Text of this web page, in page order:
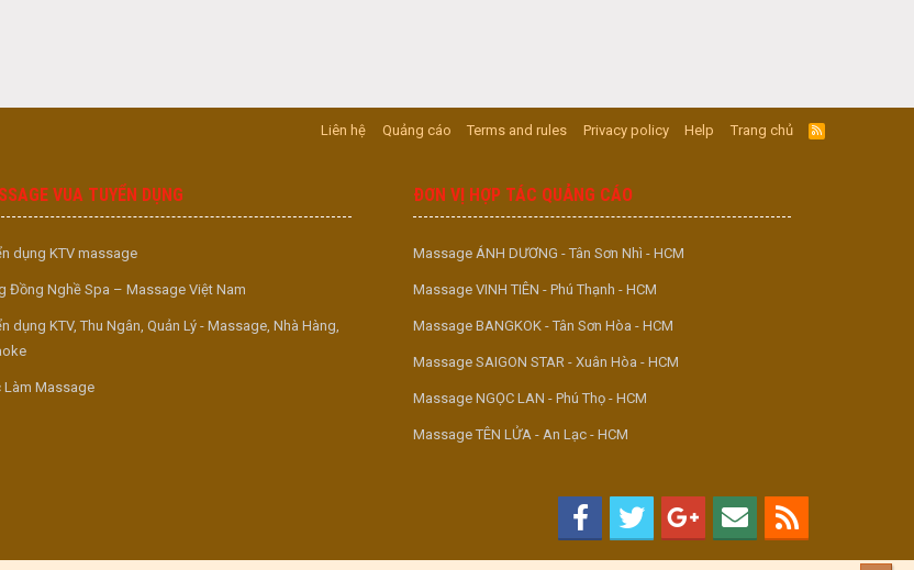
Liên hệ Quảng cáo Terms and rules Privacy policy Help Trang chủ
R
S
VUA TUYỂN DỤNG
dụng KTV massage
Đồng Nghề Spa – Massage Việt Nam
dụng KTV, Thu Ngân, Quản Lý - Massage, Nhà Hàng,
Làm Massage
ĐƠN VỊ HỢP TÁC QUẢNG CÁO
Massage ÁNH DƯƠNG - Tân Sơn Nhì - HCM
Massage VINH TIÊN - Phú Thạnh - HCM
Massage BANGKOK - Tân Sơn Hòa - HCM
Massage SAIGON STAR - Xuân Hòa - HCM
Massage NGỌC LAN - Phú Thọ - HCM
Massage TÊN LỬA - An Lạc - HCM